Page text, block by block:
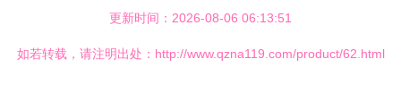
更新时间：2026-08-06 06:13:51
如若转载，请注明出处：http://www.qzna119.com/product/62.html